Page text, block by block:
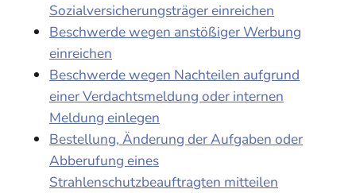
Sozialversicherungsträger einreichen
Beschwerde wegen anstößiger Werbung
einreichen
Beschwerde wegen Nachteilen aufgrund
einer Verdachtsmeldung oder internen
Meldung einlegen
Bestellung, Änderung der Aufgaben oder
Abberufung eines
Strahlenschutzbeauftragten mitteilen